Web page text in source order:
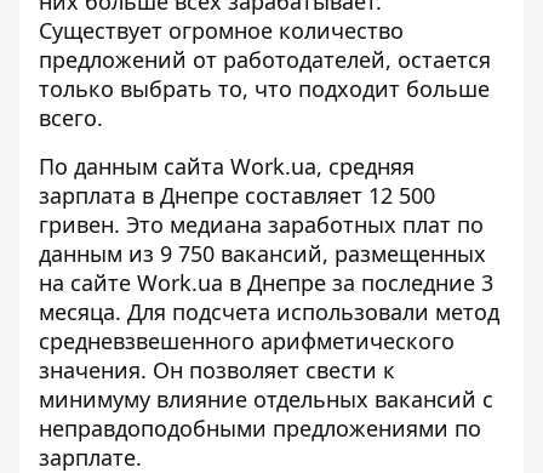
Существует огромное количество
предложений от работодателей, остается
только выбрать то, что подходит больше
всего.
По данным сайта Work.ua, средняя
зарплата в Днепре составляет 12 500
гривен. Это медиана заработных плат по
данным из 9 750 вакансий, размещенных
на сайте Work.ua в Днепре за последние 3
месяца. Для подсчета использовали метод
средневзвешенного арифметического
значения. Он позволяет свести к
минимуму влияние отдельных вакансий с
неправдоподобными предложениями по
зарплате.